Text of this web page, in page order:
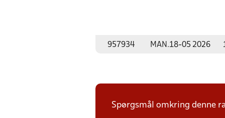
957934 MAN.18-05 2026
Spørgsmål omkring denne